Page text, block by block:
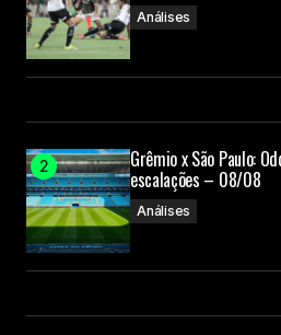
Análises
Grêmio x São Paulo:
escalações – 08/08
Análises